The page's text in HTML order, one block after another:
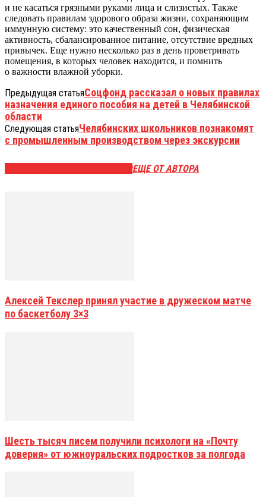
и не касаться грязными руками лица и слизистых. Также
следовать правилам здорового образа жизни, сохраняющим
иммунную систему: это качественный сон, физическая
активность, сбалансированное питание, отсутствие вредных
привычек. Еще нужно несколько раз в день проветривать
помещения, в которых человек находится, и помнить
о важности влажной уборки.
Предыдущая статьяСоцфонд рассказал о новых правилах
назначения единого пособия на детей в Челябинской
области
Следующая статьяЧелябинских школьников познакомят
с промышленным производством через экскурсии
ЕЩЕ ОТ АВТОРА
Алексей Текслер принял участие в дружеском матче
по баскетболу 3×3
Шесть тысяч писем получили психологи на «Почту
доверия» от южноуральских подростков за полгода